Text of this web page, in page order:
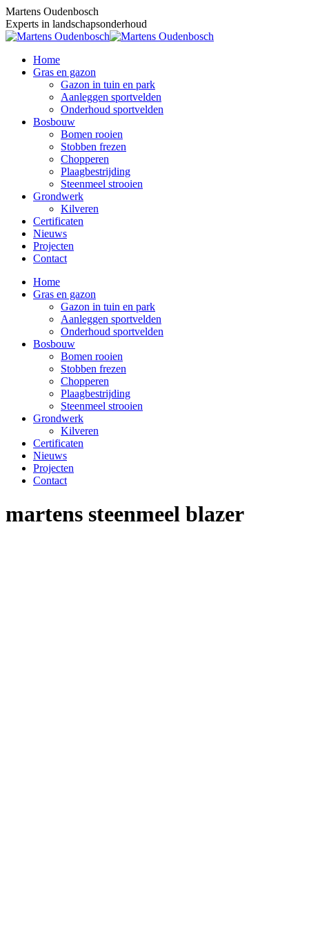
Skip
to
content
Martens Oudenbosch
Experts in landschapsonderhoud
Home
Gras en gazon
Gazon in tuin en park
Aanleggen sportvelden
Onderhoud sportvelden
Bosbouw
Bomen rooien
Stobben frezen
Chopperen
Plaagbestrijding
Steenmeel strooien
Grondwerk
Kilveren
Certificaten
Nieuws
Projecten
Contact
Home
Gras en gazon
Gazon in tuin en park
Aanleggen sportvelden
Onderhoud sportvelden
Bosbouw
Bomen rooien
Stobben frezen
Chopperen
Plaagbestrijding
Steenmeel strooien
Grondwerk
Kilveren
Certificaten
Nieuws
Projecten
Contact
martens steenmeel blazer